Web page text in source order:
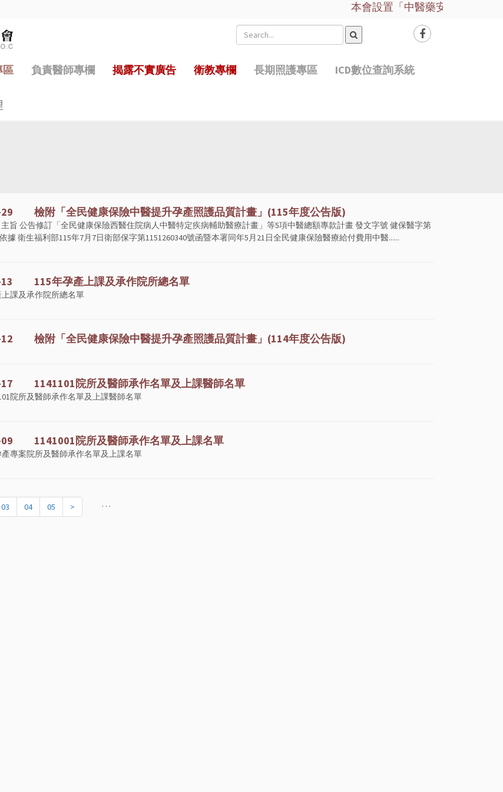
本會設置「中醫藥安全諮詢服
區 負責醫師專欄 揭露不實廣告 衛教專欄 長期照護專區 ICD數位查詢系統
29 檢附「全民健康保險中醫提升孕產照護品質計畫」(115年度公告版)
旨 公告修訂「全民健康保險西醫住院病人中醫特定疾病輔助醫療計畫」等5項中醫總額專款計畫 發文字號 健保醫字第
據 衛生福利部115年7月7日衛部保字第1151260340號函暨本署同年5月21日全民健康保險醫療給付費用中醫......
13 115年孕產上課及承作院所總名單
上課及承作院所總名單
12 檢附「全民健康保險中醫提升孕產照護品質計畫」(114年度公告版)
17 1141101院所及醫師承作名單及上課醫師名單
院所及醫師承作名單及上課醫師名單
09 1141001院所及醫師承作名單及上課名單
產專案院所及醫師承作名單及上課名單
03 04 05 . . .
>